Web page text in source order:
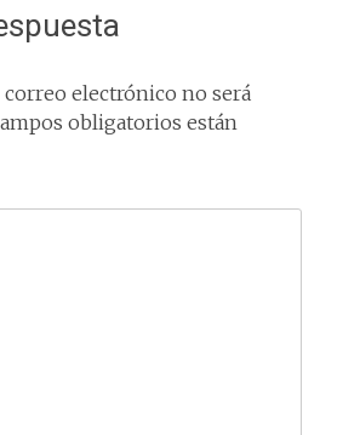
electrónico no será
obligatorios están